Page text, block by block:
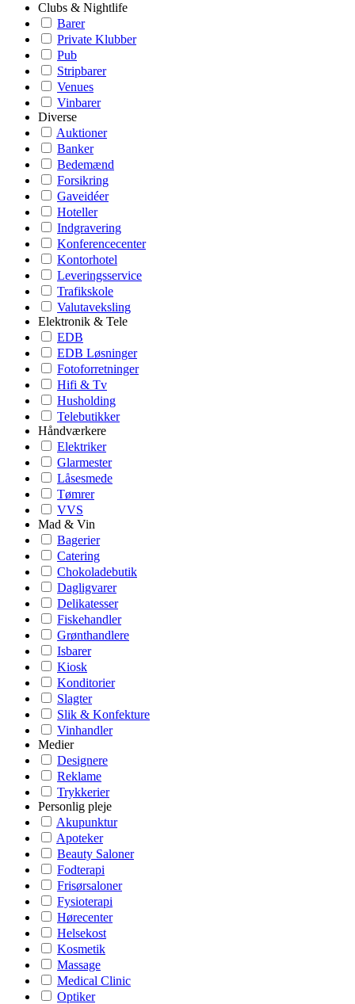
Clubs & Nightlife
Barer
Private Klubber
Pub
Stripbarer
Venues
Vinbarer
Diverse
Auktioner
Banker
Bedemænd
Forsikring
Gaveidéer
Hoteller
Indgravering
Konferencecenter
Kontorhotel
Leveringsservice
Trafikskole
Valutaveksling
Elektronik & Tele
EDB
EDB Løsninger
Fotoforretninger
Hifi & Tv
Husholding
Telebutikker
Håndværkere
Elektriker
Glarmester
Låsesmede
Tømrer
VVS
Mad & Vin
Bagerier
Catering
Chokoladebutik
Dagligvarer
Delikatesser
Fiskehandler
Grønthandlere
Isbarer
Kiosk
Konditorier
Slagter
Slik & Konfekture
Vinhandler
Medier
Designere
Reklame
Trykkerier
Personlig pleje
Akupunktur
Apoteker
Beauty Saloner
Fodterapi
Frisørsaloner
Fysioterapi
Hørecenter
Helsekost
Kosmetik
Massage
Medical Clinic
Optiker